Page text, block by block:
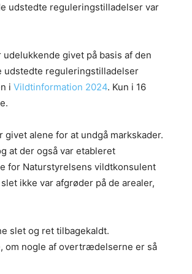
udstedte reguleringstilladelser var
givet på basis af den
udstedte reguleringstilladelser
i Vildtinformation 2024. Kun i 16
alene for at undgå markskader.
at der også var etableret
for Naturstyrelsens vildtkonsulent
ikke var afgrøder på de arealer,
slet og ret tilbagekaldt.
om nogle af overtrædelserne er så